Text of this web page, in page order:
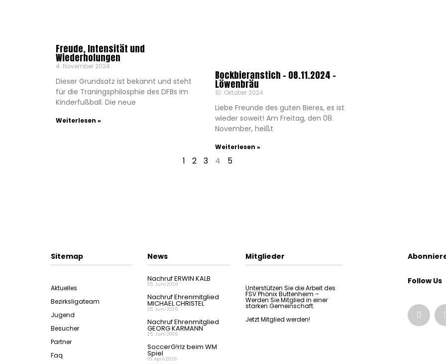
Freude, Intensität und
Wiederholungen
4. November 2024
Dieser Grundsatz ist bekannt und steht
für die Traningsphilosphie des DFBs im
Kinderfußball. Die neue
Weiterlesen »
Bockbieranstich – 08.11.2024 –
Löwenbräu
10. Oktober 2024
Liebe Freunde des guten Bieres, es ist
wieder soweit! Am Freitag, den 08.
November, heißt
Weiterlesen »
1 2 3 4 5
Sitemap
Aktuelles
Bezirksligateam
Jugend
Besucher
Partner
Faq
News
Nachruf ERWIN KALB
25. Juni 2026
Nachruf Ehrenmitglied
MICHAEL CHRISTEL
25. Juni 2026
Nachruf Ehrenmitglied
GEORG KARMANN
25. Juni 2026
SoccerG!rlz beim WM
Spiel
15. April 2026
Mitglieder
Unterstützen Sie die Arbeit des
FSV Phönix Buttenheim –
Werden Sie Mitglied in einer
starken Gemeinschaft.
Jetzt Mitglied werden!
Follow Us